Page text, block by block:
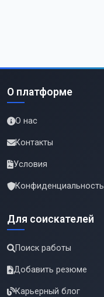
О платформе
О нас
Контакты
Условия
Конфиденциальность
Для соискателей
Поиск работы
Добавить резюме
Карьерный блог